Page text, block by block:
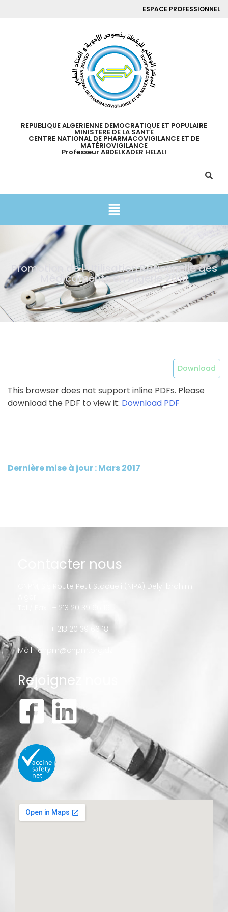
ESPACE PROFESSIONNEL
REPUBLIQUE ALGERIENNE DEMOCRATIQUE ET POPULAIRE
MINISTERE DE LA SANTE
CENTRE NATIONAL DE PHARMACOVIGILANCE ET DE
MATÉRIOVIGILANCE
Professeur ABDELKADER HELALI
Promotion de l’Utilisation Rationnelle des
Médicaments en Algérie 2010
Download
This browser does not support inline PDFs. Please
download the PDF to view it: Download PDF
Dernière mise à jour : Mars 2017
Contacter nous
CNPM, Sis Route Petit Staoueli (NIPA) Dely Ibrahim
Tel / Fax : + 213 20 39 66 16
+ 213 20 39 66 18
Mail :cnpm@cnpm.org.dz
Rejoignez nous